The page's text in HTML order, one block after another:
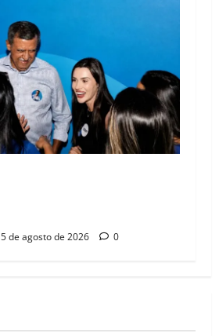
5 de agosto de 2026 0